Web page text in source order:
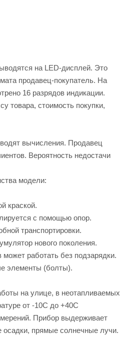
на LED-дисплей. Это
продавец-покупатель. На
16 разрядов индикации.
товара, стоимость покупки,
вычисления. Продавец
Вероятность недостачи
модели:
краской.
с помощью опор.
транспортировки.
нового поколения.
работать без подзарядки.
элементы (болты).
на улице, в неотапливаемых
от -10С до +40С
Прибор выдерживает
осадки, прямые солнечные лучи.